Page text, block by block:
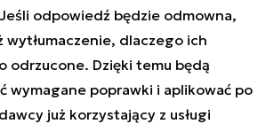
odpowiedź będzie odmowna,
wytłumaczenie, dlaczego ich
odrzucone. Dzięki temu będą
wymagane poprawki i aplikować po
już korzystający z usługi